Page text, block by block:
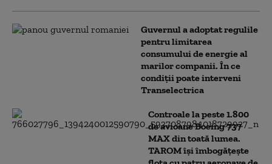
Guvernul a adoptat regulile
pentru limitarea
consumului de energie al
marilor companii. În ce
condiții poate interveni
Transelectrica
Controale la peste 1.800
de avioane Boeing 737
MAX din toată lumea.
TAROM își îmbogățește